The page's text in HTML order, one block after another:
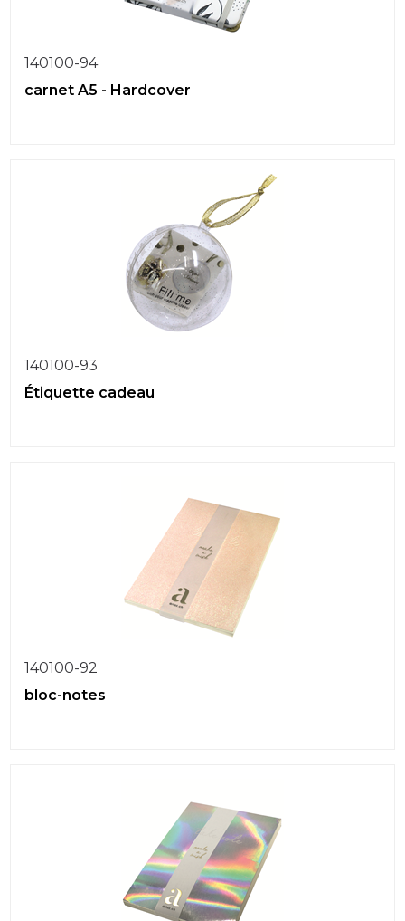
140100-94
carnet A5 - Hardcover
140100-93
Étiquette cadeau
140100-92
bloc-notes